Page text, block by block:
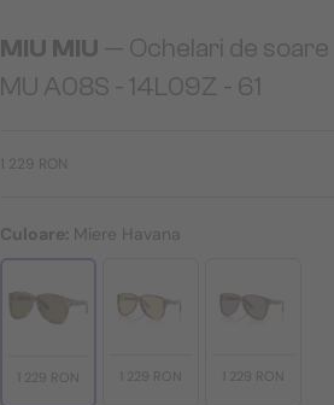
MIU MIU — Ochelari de soare
MU A08S - 14L09Z - 61
1 229 RON
Culoare: Miere Havana
1 229 RON 1 229 RON 1 229 RON